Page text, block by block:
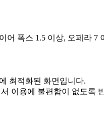
어 폭스 1.5 이상, 오페라 7
최적화된 화면입니다.
이용에 불편함이 없도록